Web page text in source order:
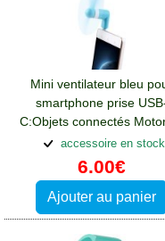
Mini ventilateur bleu
smartphone prise
C:Objets connectés
Moto E32S
accessoire en stock
6.00€
Ajouter au panier